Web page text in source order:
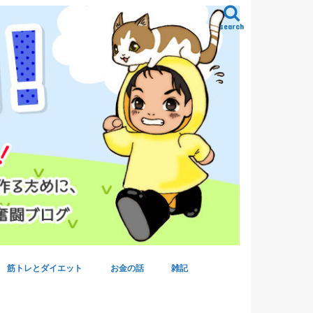
search
筋トレとダイエット お金の話 雑記